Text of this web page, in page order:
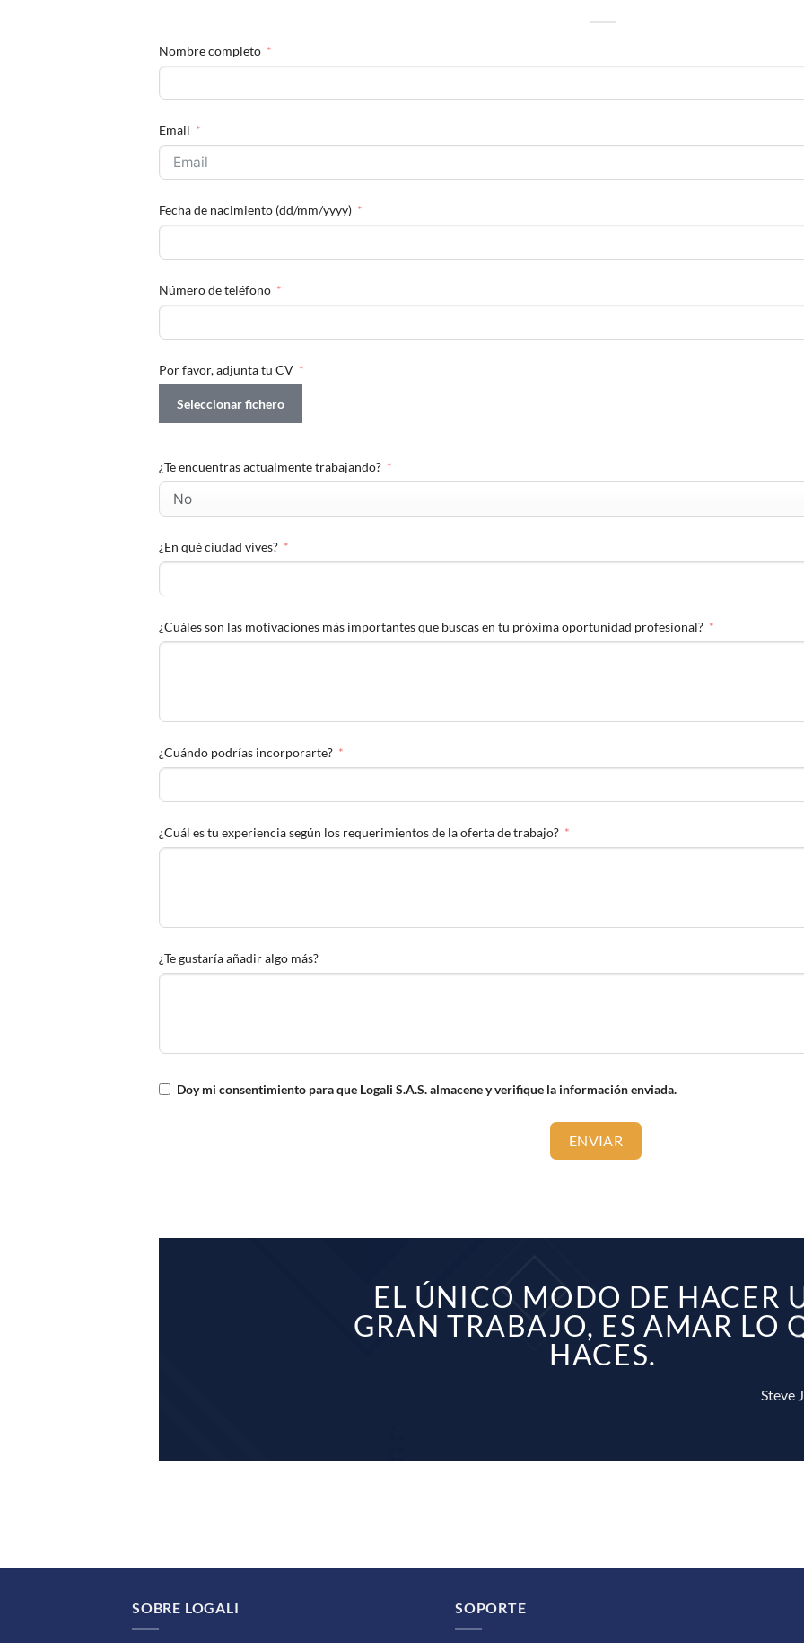
Nombre completo
Email
Fecha de nacimiento (dd/mm/yyyy)
Número de teléfono
Por favor, adjunta tu CV
Seleccionar fichero
¿Te encuentras actualmente trabajando?
¿En qué ciudad vives?
¿Cuáles son las motivaciones más importantes que buscas en tu próxima oportunidad profesional?
¿Cuándo podrías incorporarte?
¿Cuál es tu experiencia según los requerimientos de la oferta de trabajo?
¿Te gustaría añadir algo más?
Doy mi consentimiento para que Logali S.A.S. almacene y verifique la información enviada.
ENVIAR
EL ÚNICO MODO DE HACER
GRAN TRABAJO, ES AMAR LO
HACES.
SOBRE LOGALI SOPORTE